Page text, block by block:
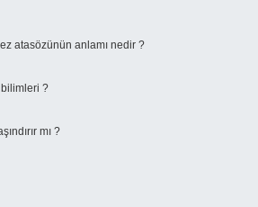
atasözünün anlamı nedir ?
?
mı ?